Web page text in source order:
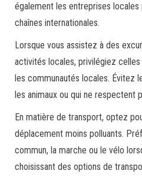
également les entreprises
chaînes internationales.
Lorsque vous assistez à des
activités locales, privilégiez
les communautés locales. Évitez
les animaux ou qui ne respectent
En matière de transport, optez
déplacement moins polluants.
commun, la marche ou le vélo
choisissant des options de